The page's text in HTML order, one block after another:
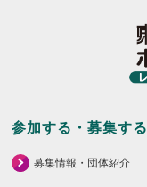
参加する・募集する
募集情報・団体紹介